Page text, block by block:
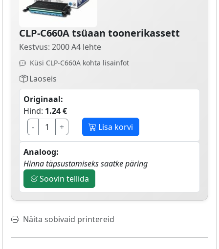
CLP-C660A tsüaan toonerikassett
Kestvus: 2000 A4 lehte
Küsi CLP-C660A kohta lisainfot
Laoseis
Originaal:
Hind: 1.24 €
-
+ Lisa korvi
Analoog:
Hinna täpsustamiseks saatke päring
Soovin tellida
Näita sobivaid printereid